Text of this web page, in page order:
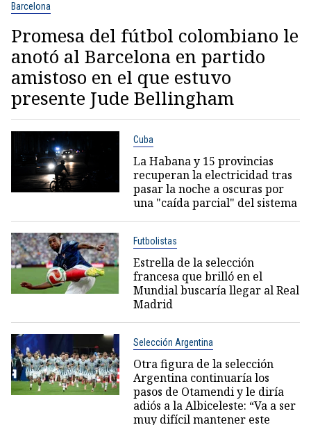
Barcelona
Promesa del fútbol colombiano le
anotó al Barcelona en partido
amistoso en el que estuvo
presente Jude Bellingham
Cuba
La Habana y 15 provincias
recuperan la electricidad tras
pasar la noche a oscuras por
una "caída parcial" del sistema
Futbolistas
Estrella de la selección
francesa que brilló en el
Mundial buscaría llegar al Real
Madrid
Selección Argentina
Otra figura de la selección
Argentina continuaría los
pasos de Otamendi y le diría
adiós a la Albiceleste: “Va a ser
muy difícil mantener este